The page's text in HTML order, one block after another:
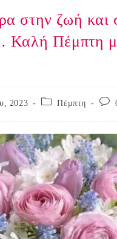
στην ζωή και
Καλή Πέμπτη
2023
Post Πέμπτη
Post